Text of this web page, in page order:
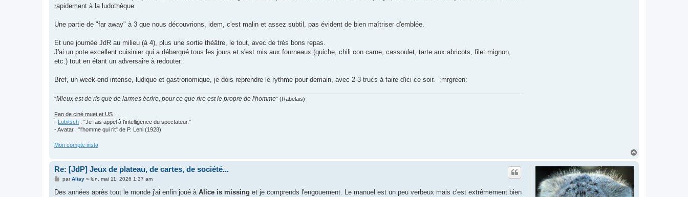
rapidement à la ludothèque.
Une partie de "far away" à 3 que nous découvrions, idem, c'est malin et assez subtil, pas évident de bien maîtriser d'emblée.
Et une journée JdR au milieu (à 4), plus une sortie théâtre, le tout, avec de très bons repas.
J'ai un pote excellent cuisinier qui a débarqué tous les jours et s'est mis aux fourneaux (quiche, chili con carne, cassoulet, tarte aux abricots, filet mignon,
etc.) tout en étant un adversaire à redouter.
Bref, un week-end intense, ludique et gastronomique, je dois reprendre le rythme pour demain, avec 2-3 trucs à faire d'ici ce soir. :mrgreen:
"Mieux est de ris que de larmes écrire, pour ce que rire est le propre de l'homme" (Rabelais)
Fan de ciné muet et US :
- Lubitsch : "Je fais appel à l'intelligence du spectateur."
- Avatar : "l'homme qui rit" de P. Leni (1928)
Mon compte insta
Re: [JdP] Jeux de plateau, de cartes, de société...
M
s
parAltay» lun. mai 11, 2026 1:37 am
Des années après tout le monde j'ai enfin joué à Alice is missing et je comprends l'engouement. Le manuel est un peu verbeux mais c'est extrêmement bien